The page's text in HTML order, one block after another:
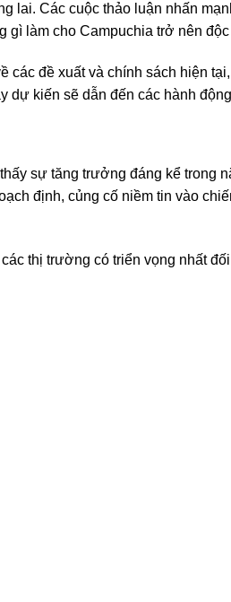
lai. Các cuộc thảo luận nhấn
làm cho Campuchia trở nên
đề xuất và chính sách hiện
kiến ​​sẽ dẫn đến các hành
sự tăng trưởng đáng kể trong
định, củng cố niềm tin vào
thị trường có triển vọng nhất